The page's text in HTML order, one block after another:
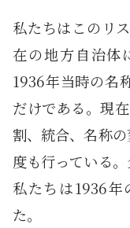
私たちはこのリ
在の地方自治体
1936年当時の名
だけである。現
割、統合、名称
度も行っている。
私たちは1936
た。